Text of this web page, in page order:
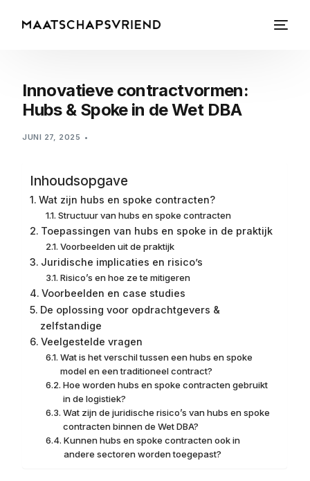
Innovatieve contractvormen:
Hubs & Spoke in de Wet DBA
JUNI 27, 2025
Inhoudsopgave
Wat zijn hubs en spoke contracten?
Structuur van hubs en spoke contracten
Toepassingen van hubs en spoke in de praktijk
Voorbeelden uit de praktijk
Juridische implicaties en risico’s
Risico’s en hoe ze te mitigeren
Voorbeelden en case studies
De oplossing voor opdrachtgevers &
zelfstandige
Veelgestelde vragen
Wat is het verschil tussen een hubs en spoke
model en een traditioneel contract?
Hoe worden hubs en spoke contracten gebruikt
in de logistiek?
Wat zijn de juridische risico’s van hubs en spoke
contracten binnen de Wet DBA?
Kunnen hubs en spoke contracten ook in
andere sectoren worden toegepast?